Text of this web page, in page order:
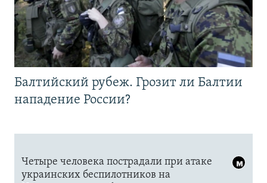
Балтийский рубеж. Грозит ли Балтии
нападение России?